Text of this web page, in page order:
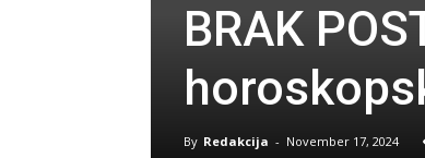
BRAK
By Redakcija - November 17, 2024